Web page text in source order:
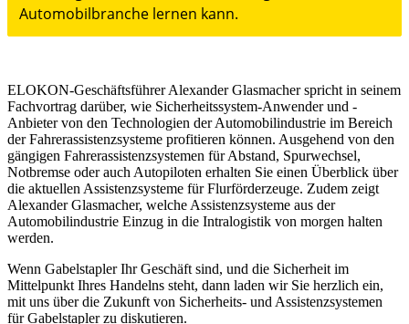
Automobilbranche lernen kann.
ELOKON-Geschäftsführer Alexander Glasmacher spricht in seinem
Fachvortrag darüber, wie Sicherheitssystem-Anwender und -
Anbieter von den Technologien der Automobilindustrie im Bereich
der Fahrerassistenzsysteme profitieren können. Ausgehend von den
gängigen Fahrerassistenzsystemen für Abstand, Spurwechsel,
Notbremse oder auch Autopiloten erhalten Sie einen Überblick über
die aktuellen Assistenzsysteme für Flurförderzeuge. Zudem zeigt
Alexander Glasmacher, welche Assistenzsysteme aus der
Automobilindustrie Einzug in die Intralogistik von morgen halten
werden.
Wenn Gabelstapler Ihr Geschäft sind, und die Sicherheit im
Mittelpunkt Ihres Handelns steht, dann laden wir Sie herzlich ein,
mit uns über die Zukunft von Sicherheits- und Assistenzsystemen
für Gabelstapler zu diskutieren.